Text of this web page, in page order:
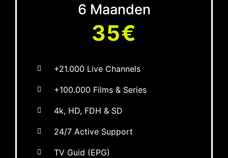
6 Maanden
35€
+21.000 Live Channels
+100.000 Films & Series
4k, HD, FDH & SD
24/7 Active Support
TV Guid (EPG)